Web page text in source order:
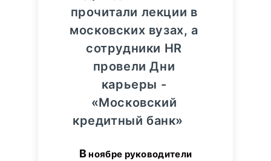
прочитали лекции в
московских вузах, а
сотрудники HR
провели Дни
карьеры -
«Московский
кредитный банк»
В ноябре руководители